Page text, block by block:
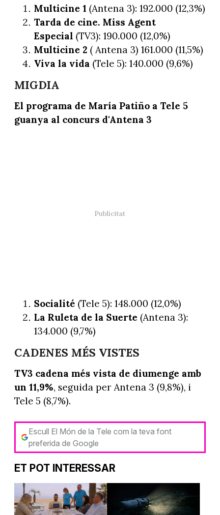
Multicine 1 (Antena 3): 192.000 (12,3%)
Tarda de cine. Miss Agent
Especial (TV3): 190.000 (12,0%)
Multicine 2 ( Antena 3) 161.000 (11,5%)
Viva la vida (Tele 5): 140.000 (9,6%)
MIGDIA
El programa de María Patiño a Tele 5
guanya al concurs d'Antena 3
Socialité (Tele 5): 148.000 (12,0%)
La Ruleta de la Suerte (Antena 3):
134.000 (9,7%)
CADENES MÉS VISTES
TV3 cadena més vista de diumenge amb
un 11,9%, seguida per Antena 3 (9,8%), i
Tele 5 (8,7%).
Escull El Món de la Tele com la teva font
preferida de Google
ET POT INTERESSAR